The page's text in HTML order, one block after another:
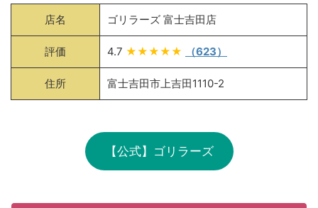
店名 ゴリラーズ 富士吉田店
評価 4.7 ★★★★★ （623）
住所 富士吉田市上吉田1110-2
【公式】ゴリラーズ